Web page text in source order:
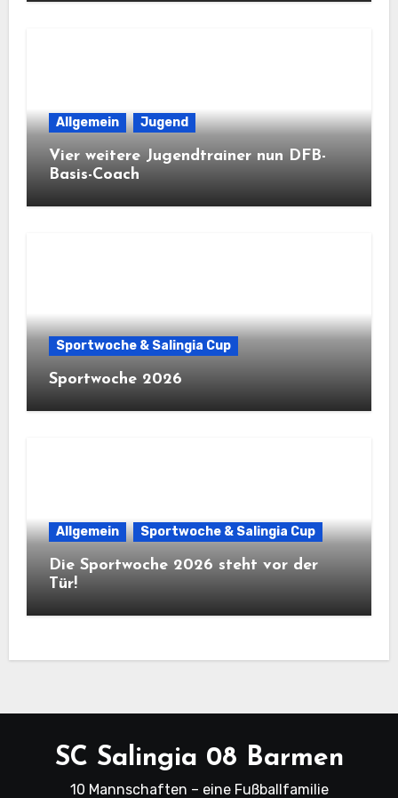
Allgemein Jugend
Vier weitere Jugendtrainer nun DFB-
Basis-Coach
Sportwoche & Salingia Cup
Sportwoche 2026
Allgemein Sportwoche & Salingia Cup
Die Sportwoche 2026 steht vor der
Tür!
SC Salingia 08 Barmen
10 Mannschaften – eine Fußballfamilie